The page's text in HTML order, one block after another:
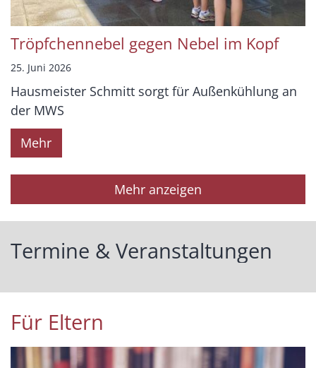
Tröpfchennebel gegen Nebel im Kopf
25. Juni 2026
Hausmeister Schmitt sorgt für Außenkühlung an
der MWS
Mehr
Mehr anzeigen
Termine & Veranstaltungen
Für Eltern